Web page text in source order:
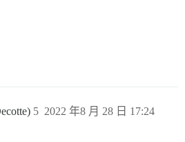
2022 年8 月 28 日 17:24
5